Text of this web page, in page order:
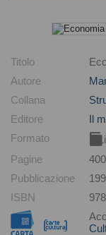
Titolo
Autore
Collana
Editore
Il
Formato
Pagine
400
Pubblicazione
ISBN